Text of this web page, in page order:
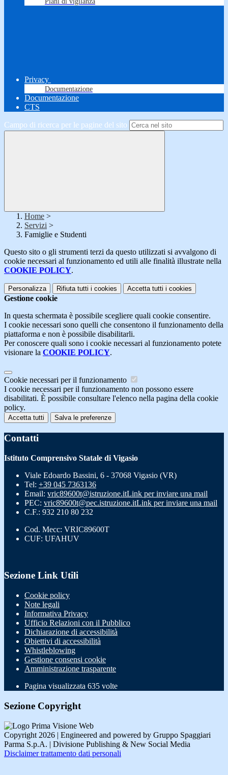
Privacy
Documentazione
Documentazione
CTS
Campo di ricerca per le pagine del sito
Home >
Servizi >
Famiglie e Studenti
Questo sito o gli strumenti terzi da questo utilizzati si avvalgono di
cookie necessari al funzionamento ed utili alle finalità illustrate nella
COOKIE POLICY.
Personalizza Rifiuta tutti i cookies Accetta tutti i cookies
Gestione cookie
In questa schermata è possibile scegliere quali cookie consentire.
I cookie necessari sono quelli che consentono il funzionamento della
piattaforma e non è possibile disabilitarli.
Per conoscere quali sono i cookie necessari al funzionamento potete
visionare la COOKIE POLICY.
Cookie necessari per il funzionamento
I cookie necessari per il funzionamento non possono essere
disabilitati. È possibile consultare l'elenco nella pagina della cookie
policy.
Accetta tutti Salva le preferenze
Contatti
Istituto Comprensivo Statale di Vigasio
Viale Edoardo Bassini, 6 - 37068 Vigasio (VR)
Tel: +39 045 7363136
Email: vric89600t@istruzione.itLink per inviare una mail
PEC: vric89600t@pec.istruzione.itLink per inviare una mail
C.F.: 932 210 80 232
Cod. Mecc: VRIC89600T
CUF: UFAHUV
Sezione Link Utili
Cookie policy
Note legali
Informativa Privacy
Ufficio Relazioni con il Pubblico
Dichiarazione di accessibilità
Obiettivi di accessibilità
Whistleblowing
Gestione consensi cookie
Amministrazione trasparente
Pagina visualizzata 635 volte
Sezione Copyright
Copyright 2026 | Engineered and powered by Gruppo Spaggiari
Parma S.p.A. | Divisione Publishing & New Social Media
Disclaimer trattamento dati personali